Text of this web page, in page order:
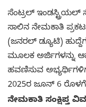
ಸೆಂಟ್ರಲ್ ಇಂಡಸ್ಟ್ರಿಯಲ್
ಸಾಲಿನ ನೇಮಕಾತಿ
(ಜನರಲ್ ಡ್ಯೂಟಿ)
ಮೂಲಕ ಅರ್ಜಿಗಳನ್ನು
ಹವಣಿಸುವ
2025ರ ಜೂನ್ 6
ನೇಮಕಾತಿ ಸಂಕ್ಷಿಪ್ತ